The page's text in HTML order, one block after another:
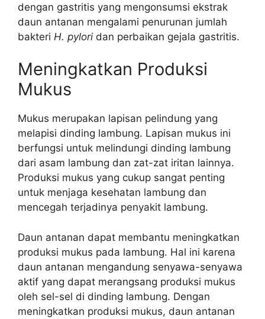
dengan gastritis yang mengonsumsi ekstrak
daun antanan mengalami penurunan jumlah
bakteri H. pylori dan perbaikan gejala gastritis.
Meningkatkan Produksi
Mukus
Mukus merupakan lapisan pelindung yang
melapisi dinding lambung. Lapisan mukus ini
berfungsi untuk melindungi dinding lambung
dari asam lambung dan zat-zat iritan lainnya.
Produksi mukus yang cukup sangat penting
untuk menjaga kesehatan lambung dan
mencegah terjadinya penyakit lambung.
Daun antanan dapat membantu meningkatkan
produksi mukus pada lambung. Hal ini karena
daun antanan mengandung senyawa-senyawa
aktif yang dapat merangsang produksi mukus
oleh sel-sel di dinding lambung. Dengan
meningkatkan produksi mukus, daun antanan